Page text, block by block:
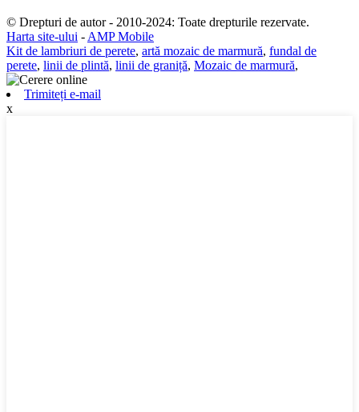
© Drepturi de autor - 2010-2024: Toate drepturile rezervate.
Harta site-ului - AMP Mobile
Kit de lambriuri de perete, artă mozaic de marmură, fundal de
perete, linii de plintă, linii de graniță, Mozaic de marmură,
Trimiteți e-mail
x